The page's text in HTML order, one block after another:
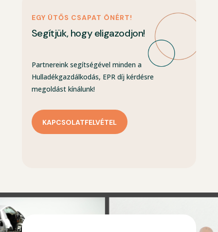
EGY ÜTŐS CSAPAT ÖNÉRT!
Segítjük, hogy eligazodjon!
Partnereink segítségével minden a
Hulladékgazdálkodás, EPR díj kérdésre
megoldást kínálunk!
KAPCSOLATFELVÉTEL